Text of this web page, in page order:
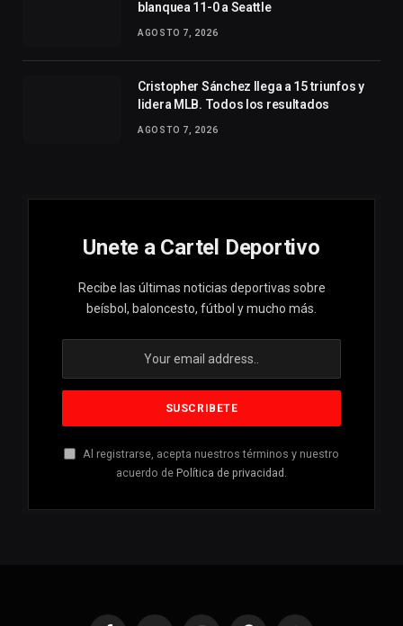
blanquea 11-0 a Seattle
AGOSTO 7, 2026
Cristopher Sánchez llega a 15 triunfos y
lidera MLB. Todos los resultados
AGOSTO 7, 2026
Unete a Cartel Deportivo
Recibe las últimas noticias deportivas sobre
beísbol, baloncesto, fútbol y mucho más.
Al registrarse, acepta nuestros términos y nuestro
acuerdo de Política de privacidad